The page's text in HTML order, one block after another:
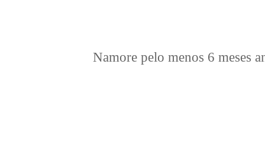
Namore pelo menos 6 meses